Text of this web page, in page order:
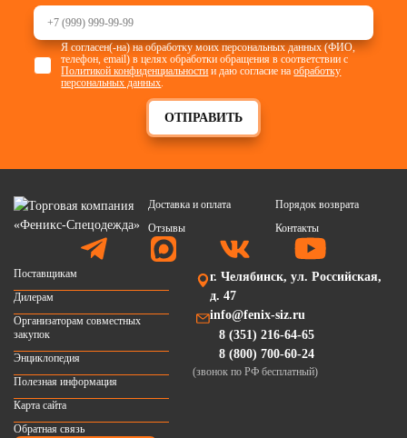
ОТПРАВИТЬ
Я согласен(-на) на обработку моих персональных данных (ФИО,
телефон, email) в целях обработки обращения в соответствии с
Политикой конфиденциальности и даю согласие наобработку
персональных данных
Доставка и оплата
Порядок возврата
Отзывы
Контакты
Поставщикам
Дилерам
Организаторам совместных
закупок
Энциклопедия
Полезная информация
Карта сайта
Обратная связь
г. Челябинск, ул. Российская,
д. 47
info@fenix-siz.ru
8 (351) 216-64-65
8 (800) 700-60-24
(звонок по РФ бесплатный)